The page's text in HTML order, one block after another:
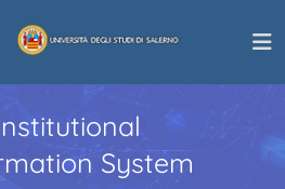
System